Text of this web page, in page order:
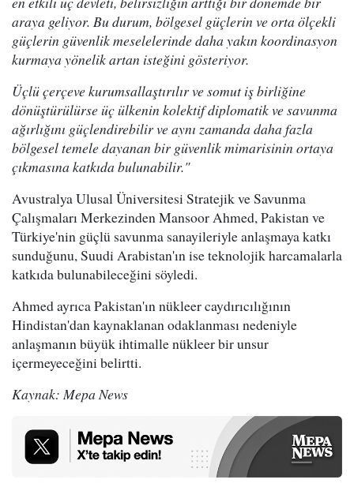
araya geliyor. Bu durum, bölgesel güçlerin ve orta ölçekli
güçlerin güvenlik meselelerinde daha yakın koordinasyon
kurmaya yönelik artan isteğini gösteriyor.
Üçlü çerçeve kurumsallaştırılır ve somut iş birliğine
dönüştürülürse üç ülkenin kolektif diplomatik ve savunma
ağırlığını güçlendirebilir ve aynı zamanda daha fazla
bölgesel temele dayanan bir güvenlik mimarisinin ortaya
çıkmasına katkıda bulunabilir."
Avustralya Ulusal Üniversitesi Stratejik ve Savunma
Çalışmaları Merkezinden Mansoor Ahmed, Pakistan ve
Türkiye'nin güçlü savunma sanayileriyle anlaşmaya katkı
sunduğunu, Suudi Arabistan'ın ise teknolojik harcamalarla
katkıda bulunabileceğini söyledi.
Ahmed ayrıca Pakistan'ın nükleer caydırıcılığının
Hindistan'dan kaynaklanan odaklanması nedeniyle
anlaşmanın büyük ihtimalle nükleer bir unsur
içermeyeceğini belirtti.
Kaynak: Mepa News